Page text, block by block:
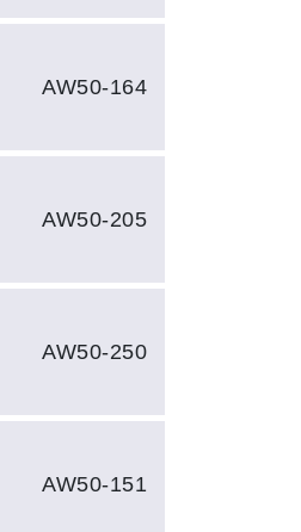
AW50-164
AW50-205
AW50-250
AW50-151